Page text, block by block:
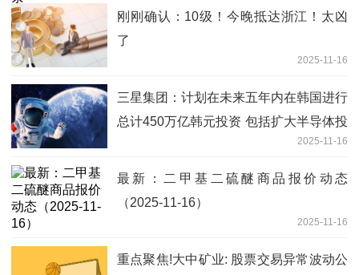
刚刚确认：10级！今晚抵达浙江！太凶
了
2025-11-16
三星集团：计划在未来五年内在韩国进行
总计450万亿韩元投资 包括扩大半导体投
2025-11-16
最新：二甲基二硫醚商品报价动态
（2025-11-16）
2025-11-16
重点聚焦!大中矿业: 股票交易异常波动公